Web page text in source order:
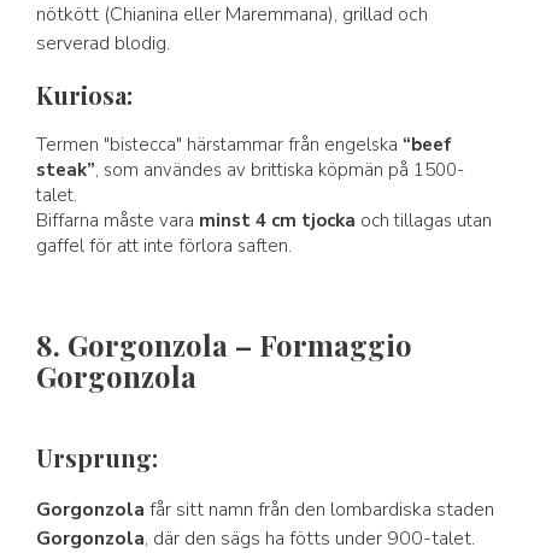
nötkött (Chianina eller Maremmana), grillad och
serverad blodig.
Kuriosa:
Termen "bistecca" härstammar från engelska “beef
steak”, som användes av brittiska köpmän på 1500-
talet.
Biffarna måste vara minst 4 cm tjocka och tillagas utan
gaffel för att inte förlora saften.
8. Gorgonzola – Formaggio
Gorgonzola
Ursprung:
Gorgonzola får sitt namn från den lombardiska staden
Gorgonzola, där den sägs ha fötts under 900-talet.